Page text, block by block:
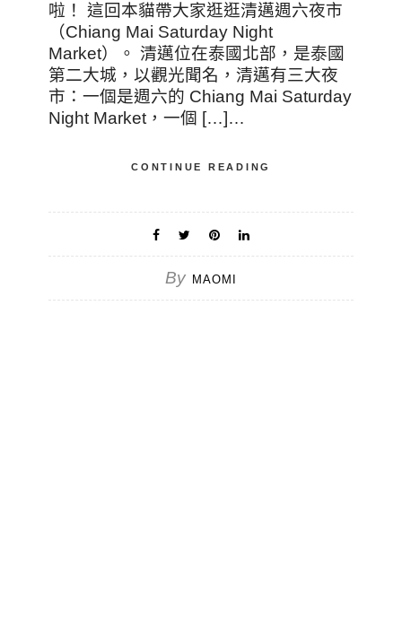
啦！ 這回本貓帶大家逛逛清邁週六夜市
（Chiang Mai Saturday Night
Market）。 清邁位在泰國北部，是泰國
第二大城，以觀光聞名，清邁有三大夜
市：一個是週六的 Chiang Mai Saturday
Night Market，一個 […]…
CONTINUE READING
By MAOMI